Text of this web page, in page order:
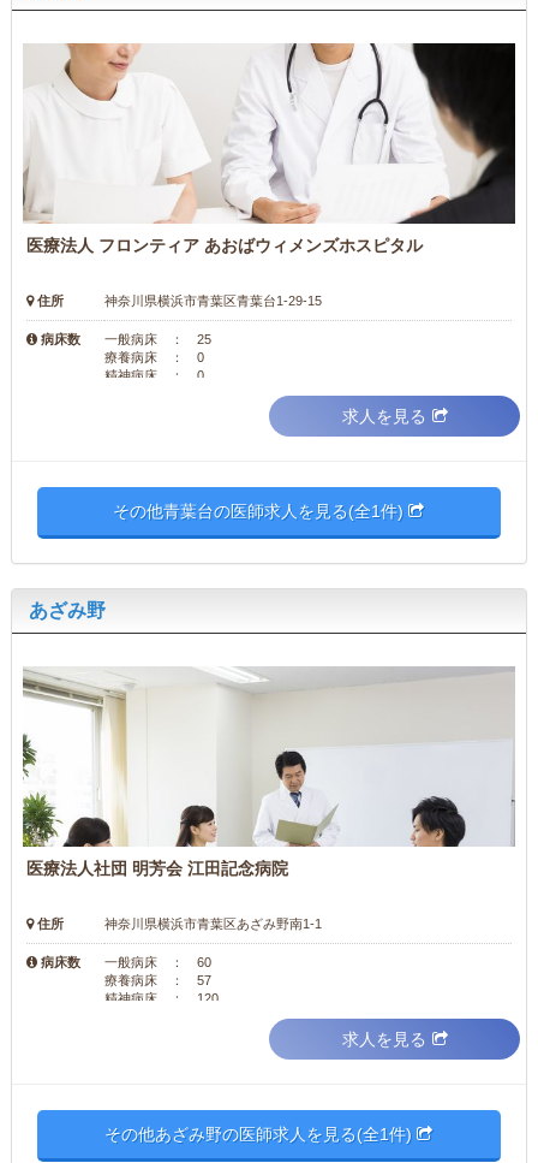
医療法人 フロンティア あおばウィメンズホスピタル
住所 神奈川県横浜市青葉区青葉台1-29-15
病床数
一般病床 ： 25
療養病床 ： 0
精神病床 ： 0
求人を見る
その他青葉台の医師求人を見る(全1件)
あざみ野
医療法人社団 明芳会 江田記念病院
住所 神奈川県横浜市青葉区あざみ野南1-1
病床数
一般病床 ： 60
療養病床 ： 57
精神病床 ： 120
求人を見る
その他あざみ野の医師求人を見る(全1件)